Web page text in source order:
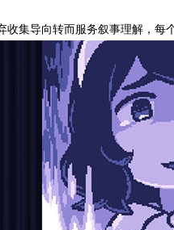
导向转而服务叙事理解，每